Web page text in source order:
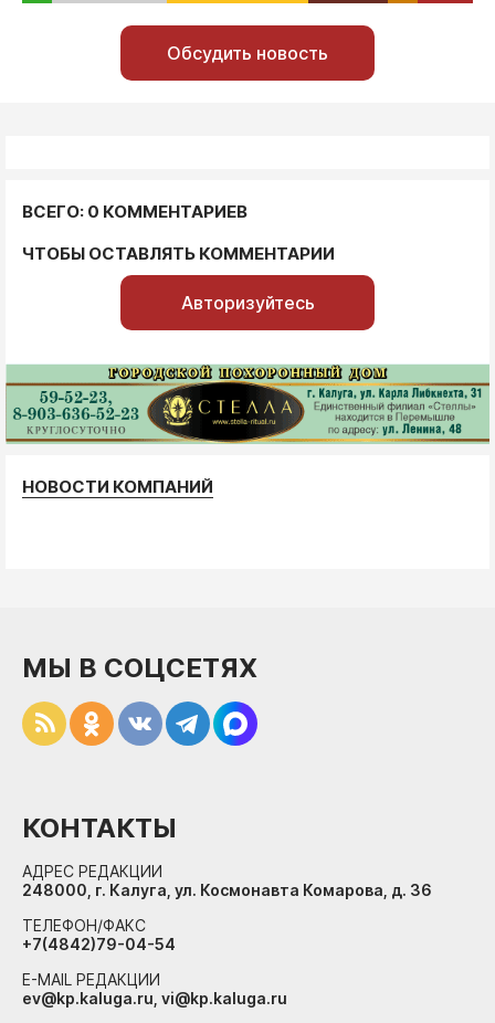
Обсудить новость
ВСЕГО: 0 КОММЕНТАРИЕВ
ЧТОБЫ ОСТАВЛЯТЬ КОММЕНТАРИИ
Авторизуйтесь
НОВОСТИ КОМПАНИЙ
МЫ В СОЦСЕТЯХ
КОНТАКТЫ
АДРЕС РЕДАКЦИИ
248000, г. Калуга, ул. Космонавта Комарова, д. 36
ТЕЛЕФОН/ФАКС
+7(4842)79-04-54
E-MAIL РЕДАКЦИИ
ev@kp.kaluga.ru, vi@kp.kaluga.ru